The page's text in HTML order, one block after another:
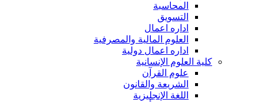
المحاسبة
التسويق
اداره اعمال
العلوم المالية والمصرفية
اداره اعمال دولية
كلية العلوم الإنسانية
علوم القرآن
الشريعة والقانون
اللغة الإنجليزية